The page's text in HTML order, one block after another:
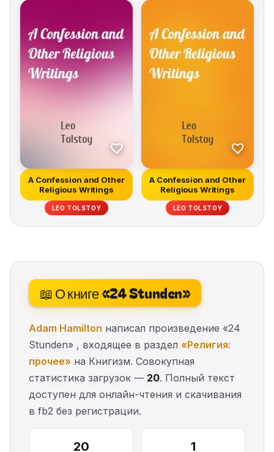
A Confession and Other
Religious Writings
LEO TOLSTOY
A Confession and Other
Religious Writings
LEO TOLSTOY
📖 О книге «24 Stunden»
Adam Hamilton написал произведение «24
Stunden» , входящее в раздел «Религия:
прочее» на Книгизм. Совокупная
статистика загрузок — 20. Полный текст
доступен для онлайн-чтения и скачивания
в fb2 без регистрации.
20 1